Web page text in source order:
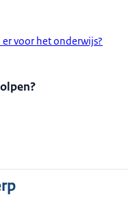
voor het onderwijs?